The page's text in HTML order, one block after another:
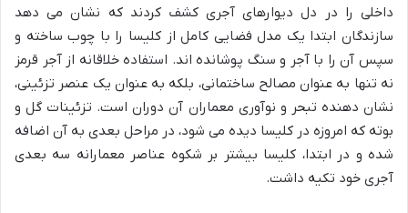
داخلی را در دل دیوارهای آجری کشف کردند که نشان می دهد
سازندگان ابتدا یک مدل فضایی کامل از کلیسا را با چوب ساخته و
سپس آن را با آجر و سنگ پوشانده اند. استفاده خلاقانه از آجر قرمز
نه تنها به عنوان مصالح ساختمانی، بلکه به عنوان یک عنصر تزئینی،
نشان دهنده تبحر و نوآوری معماران آن دوران است. تزئینات گل و
بوته که امروزه در کلیسا دیده می شود، در مراحل بعدی به آن اضافه
شده و در ابتدا، کلیسا بیشتر بر شکوه عناصر معمارانه سه بعدی
آجری خود تکیه داشت.